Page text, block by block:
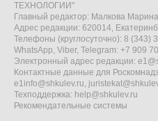
ТЕХНОЛОГИИ"
Главный редактор: Малкова
Адрес редакции: 620014,
Телефоны (круглосуточно): 8 (343)
WhatsApp, Viber, Telegram: +7 909
Электронный адрес редакции:
Контактные данные для
e1info@shkulev.ru,
Техподдержка: help@shkulev.ru
Рекомендательные системы